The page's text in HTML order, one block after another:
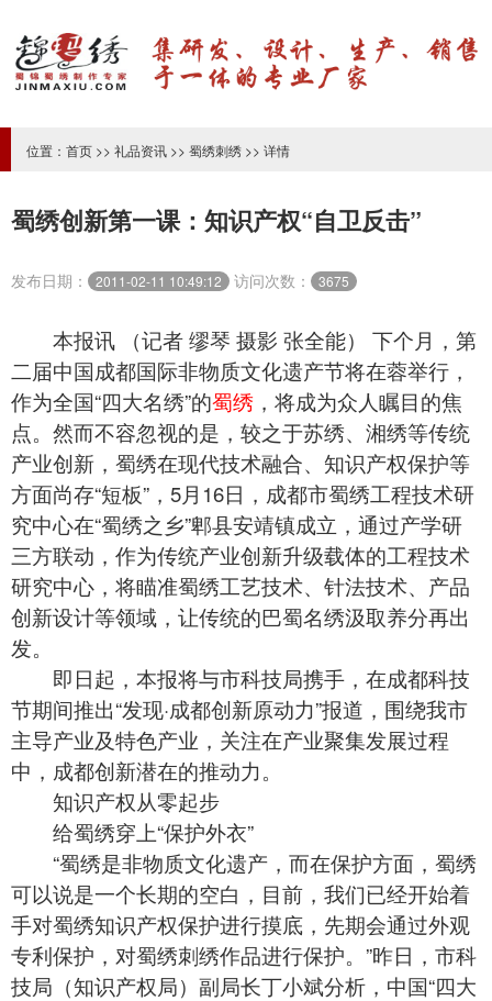
位置： 首页 >> 礼品资讯 >> 蜀绣刺绣 >> 详情
蜀绣创新第一课：知识产权“自卫反击”
发布日期： 2011-02-11 10:49:12 访问次数： 3675
本报讯 （记者 缪琴 摄影 张全能） 下个月，第
二届中国成都国际非物质文化遗产节将在蓉举行，
作为全国“四大名绣”的蜀绣 ，将成为众人瞩目的焦
点。然而不容忽视的是，较之于苏绣、湘绣等传统
产业创新，蜀绣在现代技术融合、知识产权保护等
方面尚存“短板”，5月16日，成都市蜀绣工程技术研
究中心在“蜀绣之乡”郫县安靖镇成立，通过产学研
三方联动，作为传统产业创新升级载体的工程技术
研究中心，将瞄准蜀绣工艺技术、针法技术、产品
创新设计等领域，让传统的巴蜀名绣汲取养分再出
发。
即日起，本报将与市科技局携手，在成都科技
节期间推出“发现·成都创新原动力”报道，围绕我市
主导产业及特色产业，关注在产业聚集发展过程
中，成都创新潜在的推动力。
知识产权从零起步
给蜀绣穿上“保护外衣”
“蜀绣是非物质文化遗产，而在保护方面，蜀绣
可以说是一个长期的空白，目前，我们已经开始着
手对蜀绣知识产权保护进行摸底，先期会通过外观
专利保护，对蜀绣刺绣作品进行保护。”昨日，市科
技局（知识产权局）副局长丁小斌分析，中国“四大